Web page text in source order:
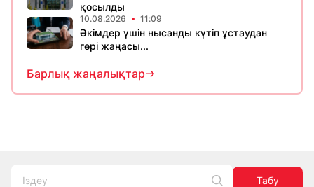
қосылды
10.08.2026 11:09
Әкімдер үшін нысанды күтіп ұстаудан
гөрі жаңасы...
Барлық жаңалықтар
Табу